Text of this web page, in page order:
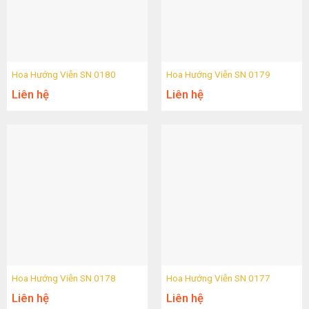
Hoa Hướng Viễn SN 0180
Liên hệ
Hoa Hướng Viễn SN 0179
Liên hệ
Hoa Hướng Viễn SN 0178
Liên hệ
Hoa Hướng Viễn SN 0177
Liên hệ